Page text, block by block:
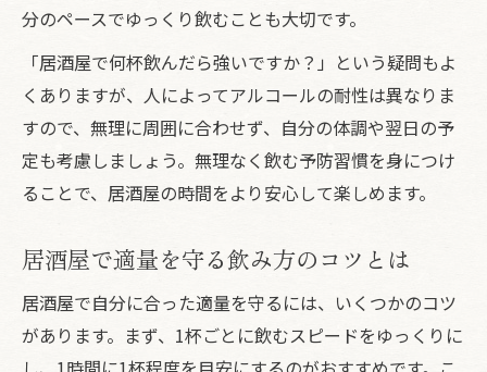
分のペースでゆっくり飲むことも大切です。
「居酒屋で何杯飲んだら強いですか？」という疑問もよ
くありますが、人によってアルコールの耐性は異なりま
すので、無理に周囲に合わせず、自分の体調や翌日の予
定も考慮しましょう。無理なく飲む予防習慣を身につけ
ることで、居酒屋の時間をより安心して楽しめます。
居酒屋で適量を守る飲み方のコツとは
居酒屋で自分に合った適量を守るには、いくつかのコツ
があります。まず、1杯ごとに飲むスピードをゆっくりに